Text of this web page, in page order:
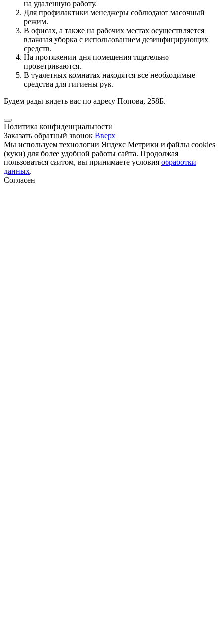
на удаленную работу.
Для профилактики менеджеры соблюдают масочный
режим.
В офисах, а также на рабочих местах осуществляется
влажная уборка с использованием дезинфицирующих
средств.
На протяжении дня помещения тщательно
проветриваются.
В туалетных комнатах находятся все необходимые
средства для гигиены рук.
Будем рады видеть вас по адресу Попова, 258Б.
Политика конфиденциальности
Заказать обратный звонок Вверх
Мы используем технологии Яндекс Метрики и файлы cookies
(куки) для более удобной работы сайта. Продолжая
пользоваться сайтом, вы принимаете условия обработки
данных.
Согласен